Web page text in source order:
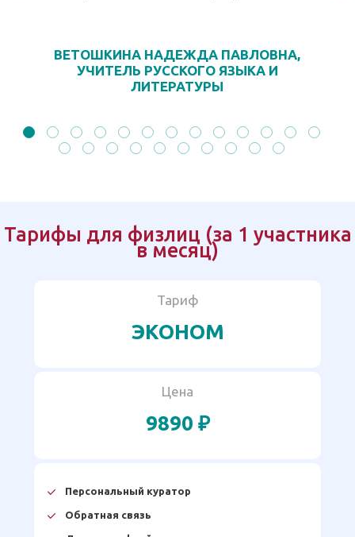
ВЕТОШКИНА НАДЕЖДА ПАВЛОВНА,
УЧИТЕЛЬ РУССКОГО ЯЗЫКА И
ЛИТЕРАТУРЫ
Тарифы для физлиц (за 1 участника
в месяц)
Тариф
ЭКОНОМ
Цена
9890 ₽
Персональный куратор
Обратная связь